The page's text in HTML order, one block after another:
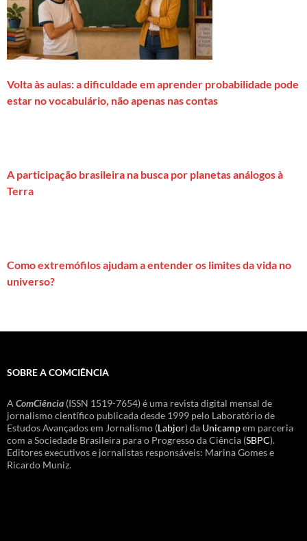
Volta às aulas: a dificuldade em aprender probabilidade pode
estar no vocabulário, não apenas nas contas
A participação brasileira na busca por planetas análogos à
Terra
Como extremófilos ajudam a entender os limites da vida no
universo?
SOBRE A COMCIÊNCIA
A ComCiência (ISSN 1519-7654) é uma revista digital mensal de
jornalismo científico publicada desde 1999 pelo Laboratório de
Estudos Avançados em Jornalismo (Labjor) da Unicampem parceria
com a Sociedade Brasileira para o Progresso da Ciência (SBPC).
Editores executivos e jornalistas responsáveis: Marina Gomes e
Ricardo Muniz.